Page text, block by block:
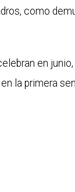
como
en
la primera